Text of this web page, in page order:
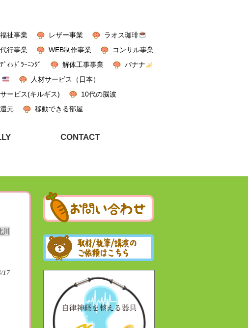
祉事業 レザー事業
ラオス珈琲
行事業
WEB制作事業
コンサル事業
ﾞｨｯﾄﾞﾗｰﾆﾝｸﾞ
解体工事事業
バナナ
人材サービス（日本）
ービス(キルギス)
10代の脳波
元
移動できる部屋
CONTACT
17